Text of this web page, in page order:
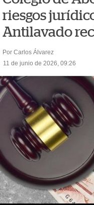
riesgos
Antilavado
Por Carlos Álvarez
11 de junio de 2026, 09:26